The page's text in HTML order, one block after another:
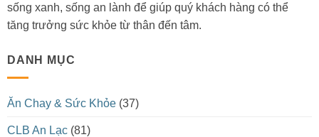
sống xanh, sống an lành để giúp quý khách hàng có thể
tăng trưởng sức khỏe từ thân đến tâm.
DANH MỤC
Ăn Chay & Sức Khỏe (37)
CLB An Lạc (81)